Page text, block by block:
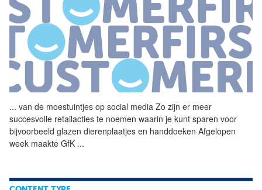
... van de moestuintjes op social media Zo zijn er meer
succesvolle retailacties te noemen waarin je kunt sparen voor
bijvoorbeeld glazen dierenplaatjes en handdoeken Afgelopen
week maakte GfK ...